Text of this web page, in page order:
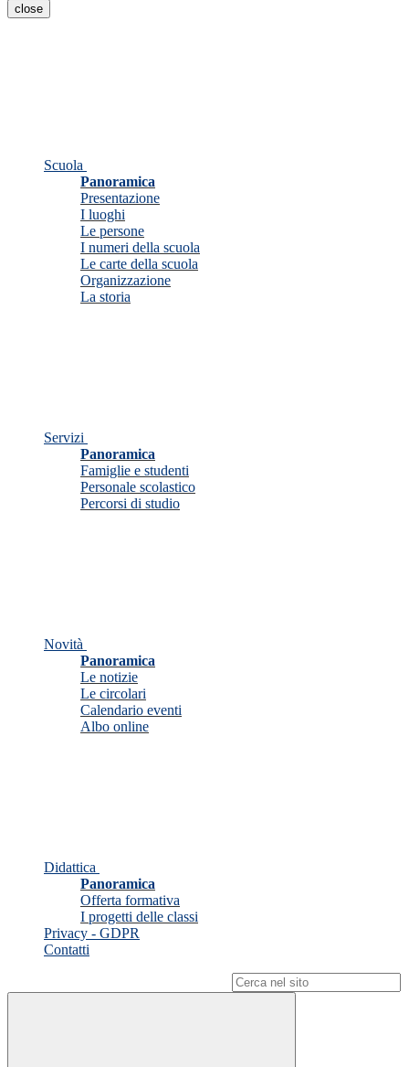
close
Scuola
Panoramica
Presentazione
I luoghi
Le persone
I numeri della scuola
Le carte della scuola
Organizzazione
La storia
Servizi
Panoramica
Famiglie e studenti
Personale scolastico
Percorsi di studio
Novità
Panoramica
Le notizie
Le circolari
Calendario eventi
Albo online
Didattica
Panoramica
Offerta formativa
I progetti delle classi
Privacy - GDPR
Contatti